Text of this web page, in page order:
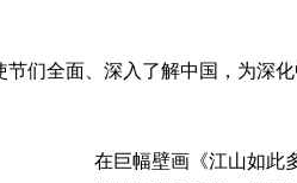
们全面、深入了解中国，为深
在巨幅壁画《江山如此